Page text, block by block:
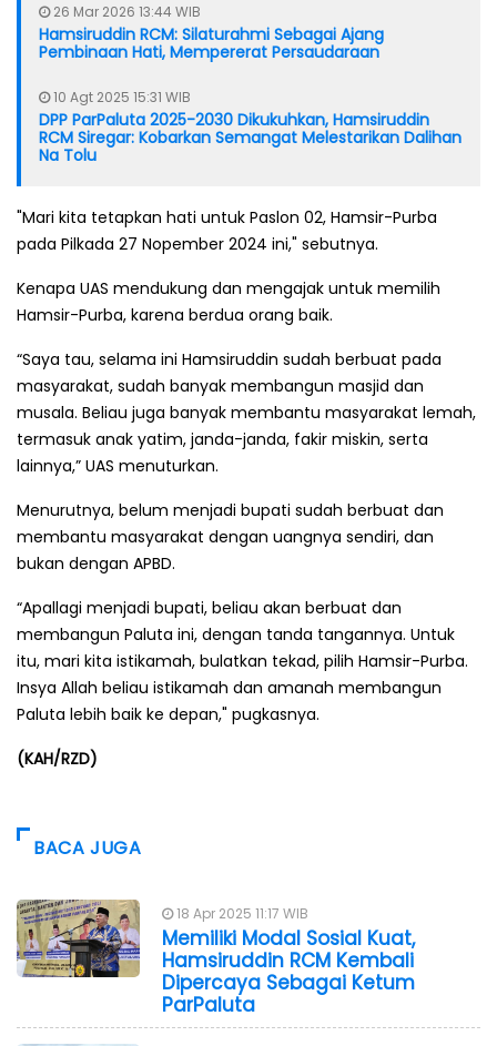
26 Mar 2026 13:44 WIB
Hamsiruddin RCM: Silaturahmi Sebagai Ajang
Pembinaan Hati, Mempererat Persaudaraan
10 Agt 2025 15:31 WIB
DPP ParPaluta 2025-2030 Dikukuhkan, Hamsiruddin
RCM Siregar: Kobarkan Semangat Melestarikan Dalihan
Na Tolu
"Mari kita tetapkan hati untuk Paslon 02, Hamsir-Purba
pada Pilkada 27 Nopember 2024 ini," sebutnya.
Kenapa UAS mendukung dan mengajak untuk memilih
Hamsir-Purba, karena berdua orang baik.
“Saya tau, selama ini Hamsiruddin sudah berbuat pada
masyarakat, sudah banyak membangun masjid dan
musala. Beliau juga banyak membantu masyarakat lemah,
termasuk anak yatim, janda-janda, fakir miskin, serta
lainnya,” UAS menuturkan.
Menurutnya, belum menjadi bupati sudah berbuat dan
membantu masyarakat dengan uangnya sendiri, dan
bukan dengan APBD.
“Apallagi menjadi bupati, beliau akan berbuat dan
membangun Paluta ini, dengan tanda tangannya. Untuk
itu, mari kita istikamah, bulatkan tekad, pilih Hamsir-Purba.
Insya Allah beliau istikamah dan amanah membangun
Paluta lebih baik ke depan," pugkasnya.
(KAH/RZD)
BACA JUGA
18 Apr 2025 11:17 WIB
Memiliki Modal Sosial Kuat,
Hamsiruddin RCM Kembali
Dipercaya Sebagai Ketum
ParPaluta